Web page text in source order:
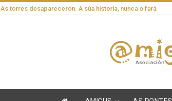
As torres desapareceron. A súa historia, nunca o fará